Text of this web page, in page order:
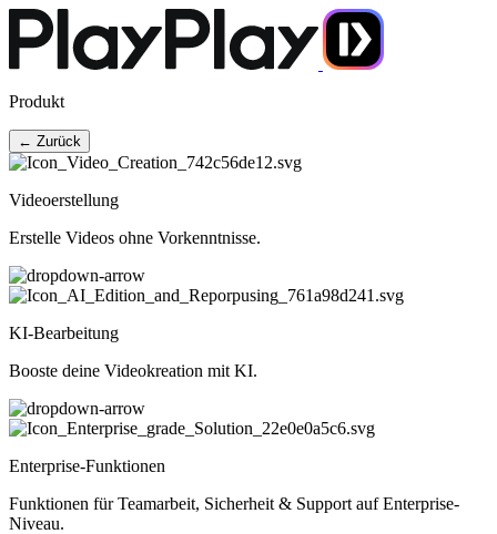
Produkt
← Zurück
Videoerstellung
Erstelle Videos ohne Vorkenntnisse.
KI-Bearbeitung
Booste deine Videokreation mit KI.
Enterprise-Funktionen
Funktionen für Teamarbeit, Sicherheit & Support auf Enterprise-
Niveau.